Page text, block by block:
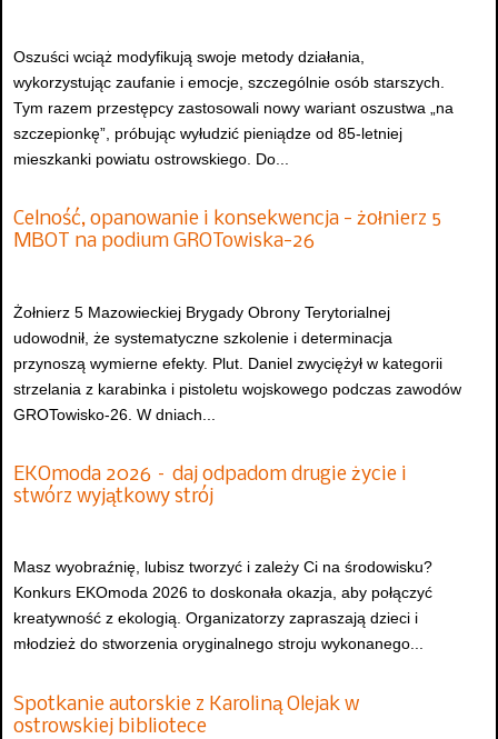
Oszuści wciąż modyfikują swoje metody działania,
wykorzystując zaufanie i emocje, szczególnie osób starszych.
Tym razem przestępcy zastosowali nowy wariant oszustwa „na
szczepionkę”, próbując wyłudzić pieniądze od 85-letniej
mieszkanki powiatu ostrowskiego. Do...
Celność, opanowanie i konsekwencja - żołnierz 5
MBOT na podium GROTowiska-26
Żołnierz 5 Mazowieckiej Brygady Obrony Terytorialnej
udowodnił, że systematyczne szkolenie i determinacja
przynoszą wymierne efekty. Plut. Daniel zwyciężył w kategorii
strzelania z karabinka i pistoletu wojskowego podczas zawodów
GROTowisko-26. W dniach...
EKOmoda 2026 – daj odpadom drugie życie i
stwórz wyjątkowy strój
Masz wyobraźnię, lubisz tworzyć i zależy Ci na środowisku?
Konkurs EKOmoda 2026 to doskonała okazja, aby połączyć
kreatywność z ekologią. Organizatorzy zapraszają dzieci i
młodzież do stworzenia oryginalnego stroju wykonanego...
Spotkanie autorskie z Karoliną Olejak w
ostrowskiej bibliotece